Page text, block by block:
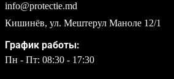
info@protectie.md
Кишинёв, ул. Мештерул Маноле 12/1
График работы:
Пн - Пт: 08:30 - 17:30